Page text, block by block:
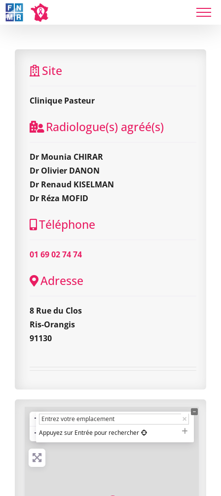
Skip
to
Site
Clinique Pasteur
Radiologue(s) agréé(s)
Dr Mounia CHIRAR
Dr Olivier DANON
Dr Renaud KISELMAN
Dr Réza MOFID
Téléphone
01 69 02 74 74
Adresse
8 Rue du Clos
Ris-Orangis
91130
+
−Appuyez sur Entrée pour rechercher